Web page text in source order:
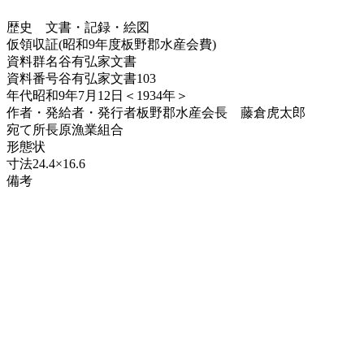
歴史
文書・記録・絵図
仮領収証(昭和9年度板野郡水産会費)
資料群名谷有弘家文書
資料番号谷有弘家文書103
年代昭和9年7月12日＜1934年＞
作者・発給者・発行者板野郡水産会長 藤倉虎太郎
宛て所長原漁業組合
形態状
寸法24.4×16.6
備考